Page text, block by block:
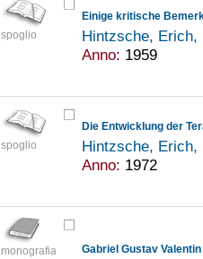
spoglio
Hintzsche,
Anno: 1959
spoglio
Hintzsche,
Anno: 1972
monografia Gabriel Gustav